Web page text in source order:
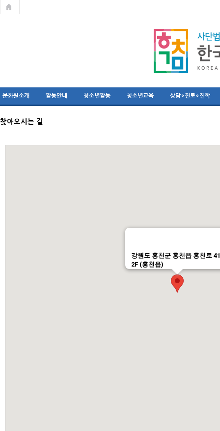
문화원소개 활동안내 청소년활동 청소년교육 상담∘진로∘진학
찾아오시는 길
강원도 홍천군 홍천읍 홍천로
2F (홍천읍)